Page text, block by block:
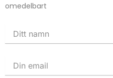
omedelbart